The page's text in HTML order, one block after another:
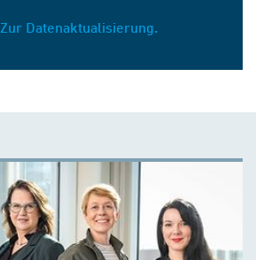
Zur Datenaktualisierung.